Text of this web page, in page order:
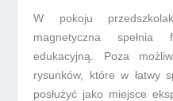
W pokoju
magnetyczna spełnia
edukacyjną. Poza
rysunków, które w łatwy
posłużyć jako miejsce